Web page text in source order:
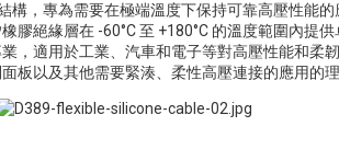
構，專為需要在極端溫度下保持可靠高壓性能
膠絕緣層在 -60°C 至 +180°C 的溫度範圍內提
，適用於工業、汽車和電子等對高壓性能和柔
板以及其他需要緊湊、柔性高壓連接的應用的理